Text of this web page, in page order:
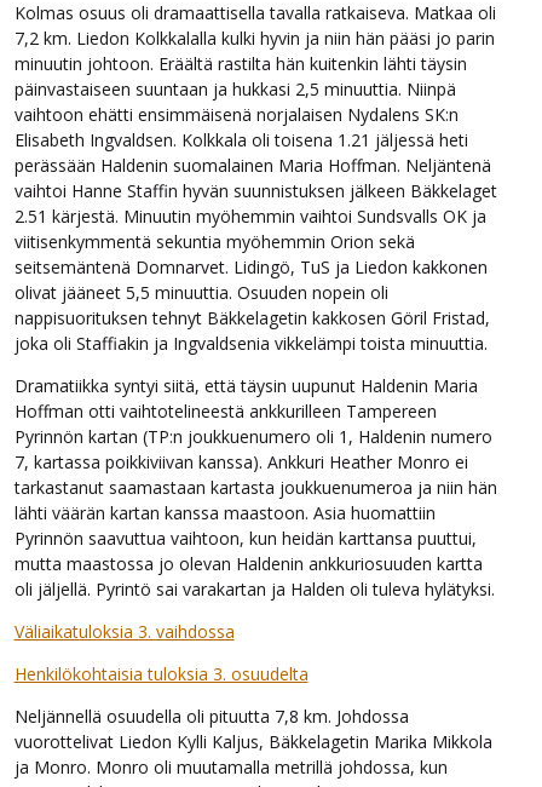
Kolmas osuus oli dramaattisella tavalla ratkaiseva. Matkaa oli
7,2 km. Liedon Kolkkalalla kulki hyvin ja niin hän pääsi jo parin
minuutin johtoon. Eräältä rastilta hän kuitenkin lähti täysin
päinvastaiseen suuntaan ja hukkasi 2,5 minuuttia. Niinpä
vaihtoon ehätti ensimmäisenä norjalaisen Nydalens SK:n
Elisabeth Ingvaldsen. Kolkkala oli toisena 1.21 jäljessä heti
perässään Haldenin suomalainen Maria Hoffman. Neljäntenä
vaihtoi Hanne Staffin hyvän suunnistuksen jälkeen Bäkkelaget
2.51 kärjestä. Minuutin myöhemmin vaihtoi Sundsvalls OK ja
viitisenkymmentä sekuntia myöhemmin Orion sekä
seitsemäntenä Domnarvet. Lidingö, TuS ja Liedon kakkonen
olivat jääneet 5,5 minuuttia. Osuuden nopein oli
nappisuorituksen tehnyt Bäkkelagetin kakkosen Göril Fristad,
joka oli Staffiakin ja Ingvaldsenia vikkelämpi toista minuuttia.
Dramatiikka syntyi siitä, että täysin uupunut Haldenin Maria
Hoffman otti vaihtotelineestä ankkurilleen Tampereen
Pyrinnön kartan (TP:n joukkuenumero oli 1, Haldenin numero
7, kartassa poikkiviivan kanssa). Ankkuri Heather Monro ei
tarkastanut saamastaan kartasta joukkuenumeroa ja niin hän
lähti väärän kartan kanssa maastoon. Asia huomattiin
Pyrinnön saavuttua vaihtoon, kun heidän karttansa puuttui,
mutta maastossa jo olevan Haldenin ankkuriosuuden kartta
oli jäljellä. Pyrintö sai varakartan ja Halden oli tuleva hylätyksi.
Väliaikatuloksia 3. vaihdossa
Henkilökohtaisia tuloksia 3. osuudelta
Neljännellä osuudella oli pituutta 7,8 km. Johdossa
vuorottelivat Liedon Kylli Kaljus, Bäkkelagetin Marika Mikkola
ja Monro. Monro oli muutamalla metrillä johdossa, kun